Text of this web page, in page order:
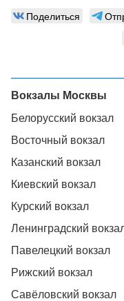
Поделиться
Вокзалы Москвы
Белорусский вокзал
Восточный вокзал
Казанский вокзал
Киевский вокзал
Курский вокзал
Ленинградский
Павелецкий вокзал
Рижский вокзал
Савёловский вокзал